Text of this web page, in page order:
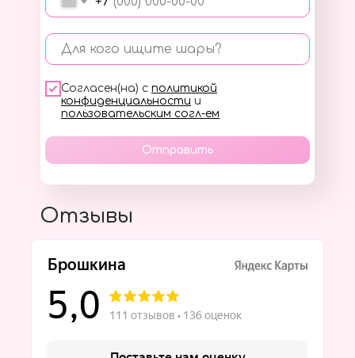
Для кого ищите шары?
Согласен(на) с политикой
конфиденциальности и
пользовательским согл-ем
Отправить
Отзывы